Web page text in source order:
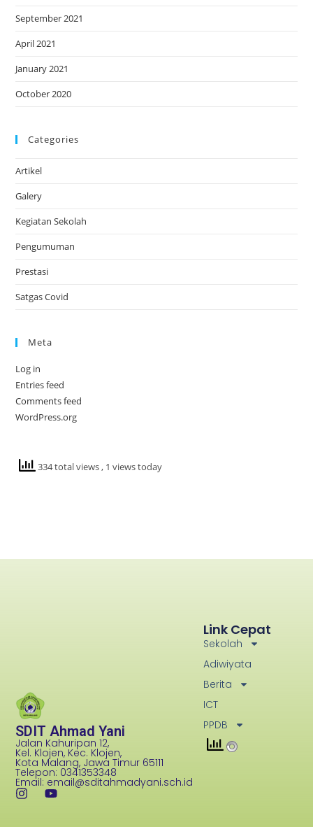
September 2021
April 2021
January 2021
October 2020
Categories
Artikel
Galery
Kegiatan Sekolah
Pengumuman
Prestasi
Satgas Covid
Meta
Log in
Entries feed
Comments feed
WordPress.org
334 total views, 1 views today
SDIT Ahmad Yani
Jalan Kahuripan 12,
Kel. Klojen, Kec. Klojen,
Kota Malang, Jawa Timur 65111
Telepon: 0341353348
Email: email@sditahmadyani.sch.id
Link Cepat
Sekolah
Adiwiyata
Berita
ICT
PPDB